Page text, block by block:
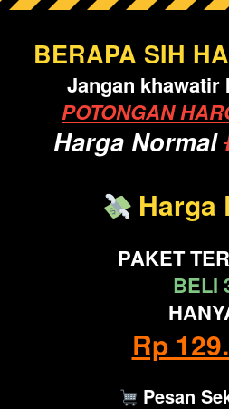
BERAPA SIH
Jangan khawatir
POTONGAN
Harga Normal
Harga
PAKET
BELI
Rp